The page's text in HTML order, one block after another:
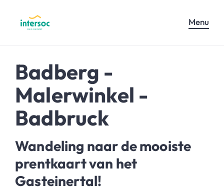
Menu
Badberg -
Malerwinkel -
Badbruck
Wandeling naar de mooiste
prentkaart van het
Gasteinertal!